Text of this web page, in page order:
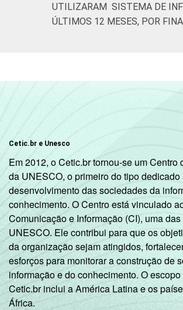
UTILIZARAM SISTEMA DE
ÚLTIMOS 12 MESES, POR
Cetic.br e Unesco
Em 2012, o Cetic.br tornou-se um Centro
da UNESCO, o primeiro do tipo dedicado
desenvolvimento das sociedades da
conhecimento. O Centro está vinculado
Comunicação e Informação (CI), uma
UNESCO. Ele contribui para que os
da organização sejam atingidos,
esforços para monitorar a construção de
informação e do conhecimento. O
Cetic.br inclui a América Latina e os
África.